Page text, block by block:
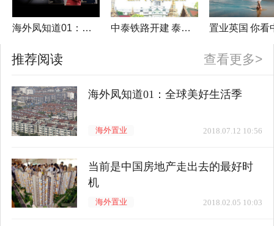
海外凤知道01：全球美好生活季 中泰铁路开建 泰国曼谷迎来买房好时机
推荐阅读 查看更多>
海外凤知道01：全球美好生活季
2018.07.12 10:56
海外置业
当前是中国房地产走出去的最好时
机
2018.02.05 10:03
海外置业